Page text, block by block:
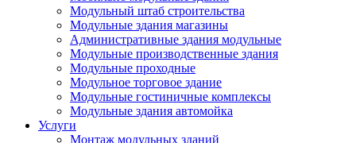
Модульный штаб строительства
Модульные здания магазины
Административные здания модульные
Модульные производственные здания
Модульные проходные
Модульное торговое здание
Модульные гостиничные комплексы
Модульные здания автомойка
Услуги
Монтаж модульных зданий